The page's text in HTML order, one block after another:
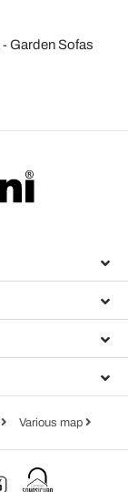
Garden Sofas
Various map